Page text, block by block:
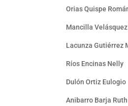
Orias Quispe
Mancilla
Lacunza Gutiérrez
Ríos Encinas Nelly
Dulón Ortiz Eulogio
Anibarro Barja Ruth